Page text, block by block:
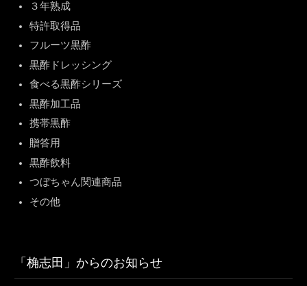
３年熟成
特許取得品
フルーツ黒酢
黒酢ドレッシング
食べる黒酢シリーズ
黒酢加工品
携帯黒酢
贈答用
黒酢飲料
つぼちゃん関連商品
その他
「桷志田」からのお知らせ